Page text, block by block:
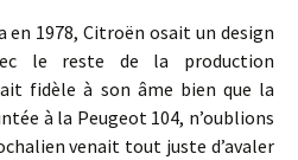
Citroën osait un design
le reste de la production
fidèle à son âme bien que la
à la Peugeot 104, n’oublions
venait tout juste d’avaler